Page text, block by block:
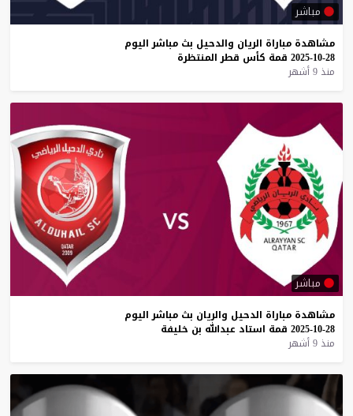
مباشر
مشاهدة مباراة الريان والدحيل بث مباشر اليوم
28-10-2025
قمة كأس قطر المنتظرة
منذ 9 أشهر
مباشر
مشاهدة مباراة الدحيل والريان بث مباشر اليوم
28-10-2025
قمة استاد عبدالله بن خليفة
منذ 9 أشهر